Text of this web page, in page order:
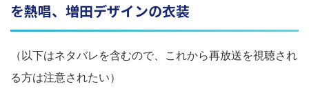
を熱唱、増田デザインの衣装
（以下はネタバレを含むので、これから再放送を視聴され
る方は注意されたい）